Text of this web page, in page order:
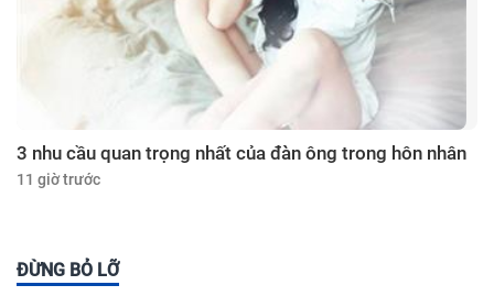
3 nhu cầu quan trọng nhất của đàn ông trong hôn nhân
11 giờ trước
ĐỪNG BỎ LỠ